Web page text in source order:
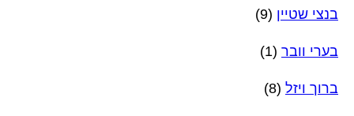
בנצי שטיין (9)
בערי וובר (1)
ברוך ויזל (8)